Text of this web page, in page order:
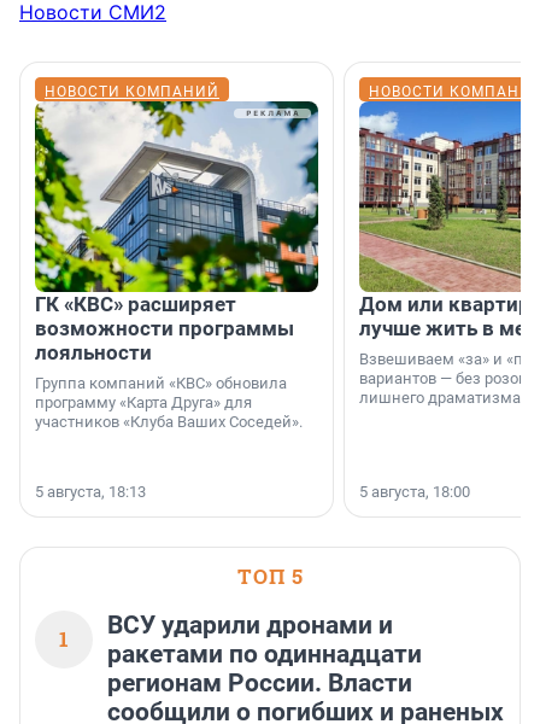
Новости СМИ2
НОВОСТИ КОМПАНИЙ
ГК «КВС» расширяет
возможности программы
лояльности
Группа компаний «КВС» обновила
программу «Карта Друга» для
участников «Клуба Ваших Соседей».
5 августа, 18:13
НОВОСТИ
Дом или
лучше жить в
Взвешиваем «за» и
вариантов — без
лишнего драматизма.
5 августа, 18:00
ТОП 5
1
ВСУ ударили дронами и
ракетами по одиннадцати
регионам России. Власти
сообщили о погибших и раненых